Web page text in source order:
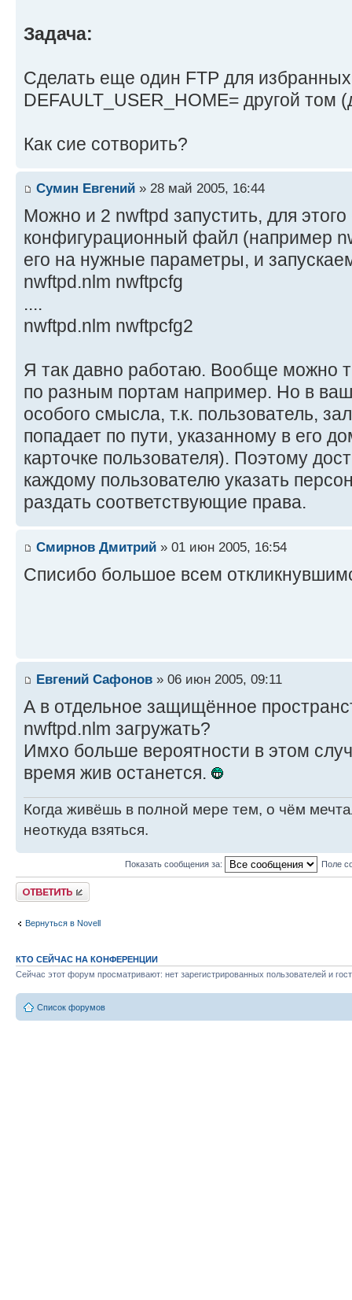
Задача:
Сделать еще один FTP для
DEFAULT_USER_HOME= другой том
Как сие сотворить?
Сумин Евгений » 28 май 2005, 16:44
Можно и 2 nwftpd запустить, для
конфигурационный файл (например
его на нужные параметры, и
nwftpd.nlm nwftpcfg
....
nwftpd.nlm nwftpcfg2
Я так давно работаю. Вообще можно
по разным портам например. Но в
особого смысла, т.к. пользователь,
попадает по пути, указанному в его
карточке пользователя). Поэтому
каждому пользователю указать
раздать соответствующие права.
Смирнов Дмитрий » 01 июн 2005, 16:54
Списибо большое всем
Евгений Сафонов » 06 июн 2005, 09:11
А в отдельное защищённое
nwftpd.nlm загружать?
Имхо больше вероятности в этом
время жив останется.
Когда живёшь в полной мере тем, о чём
неоткуда взяться.
Показать сообщения за: Поле
Ответить
Вернуться в Novell
КТО СЕЙЧАС НА КОНФЕРЕНЦИИ
Сейчас этот форум просматривают: нет зарегистрированных пользователей и
Список форумов